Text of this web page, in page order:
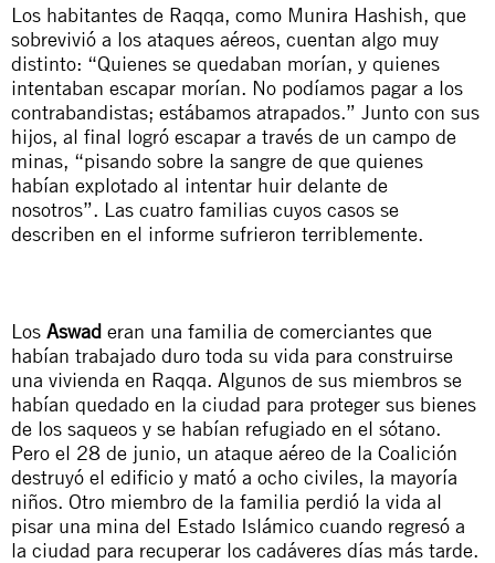
Los habitantes de Raqqa, como Munira Hashish, que
sobrevivió a los ataques aéreos, cuentan algo muy
distinto: “Quienes se quedaban morían, y quienes
intentaban escapar morían. No podíamos pagar a los
contrabandistas; estábamos atrapados.” Junto con sus
hijos, al final logró escapar a través de un campo de
minas, “pisando sobre la sangre de que quienes
habían explotado al intentar huir delante de
nosotros”. Las cuatro familias cuyos casos se
describen en el informe sufrieron terriblemente.
Los Aswad eran una familia de comerciantes que
habían trabajado duro toda su vida para construirse
una vivienda en Raqqa. Algunos de sus miembros se
habían quedado en la ciudad para proteger sus bienes
de los saqueos y se habían refugiado en el sótano.
Pero el 28 de junio, un ataque aéreo de la Coalición
destruyó el edificio y mató a ocho civiles, la mayoría
niños. Otro miembro de la familia perdió la vida al
pisar una mina del Estado Islámico cuando regresó a
la ciudad para recuperar los cadáveres días más tarde.